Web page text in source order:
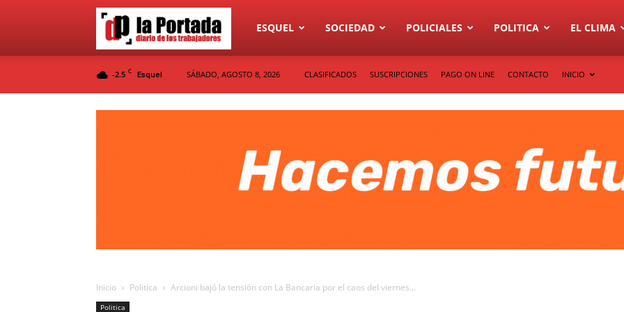
Diario
ESQUEL SOCIEDAD POLICIALES POLITICA EL CLIMA
-2.5 C Esquel SÁBADO, AGOSTO 8, 2026 CLASIFICADOS SUSCRIPCIONES PAGO ON LINE CONTACTO INICIO
Inicio Politica Arcioni bajó la tensión con La Bancaria por el caos del viernes...
Politica